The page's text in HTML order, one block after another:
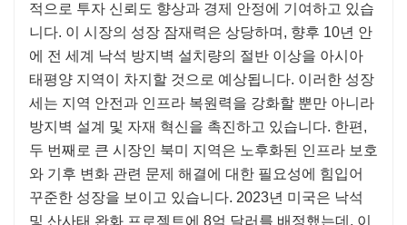
적으로 투자 신뢰도 향상과 경제 안정에 기여하고 있습
니다. 이 시장의 성장 잠재력은 상당하며, 향후 10년 안
에 전 세계 낙석 방지벽 설치량의 절반 이상을 아시아
태평양 지역이 차지할 것으로 예상됩니다. 이러한 성장
세는 지역 안전과 인프라 복원력을 강화할 뿐만 아니라
방지벽 설계 및 자재 혁신을 촉진하고 있습니다. 한편,
두 번째로 큰 시장인 북미 지역은 노후화된 인프라 보호
와 기후 변화 관련 문제 해결에 대한 필요성에 힘입어
꾸준한 성장을 보이고 있습니다. 2023년 미국은 낙석
및 산사태 완화 프로젝트에 8억 달러를 배정했는데, 이